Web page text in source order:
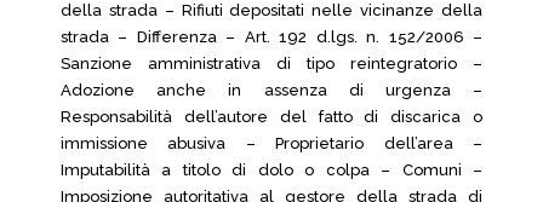
della strada – Rifiuti depositati nelle vicinanze della
strada – Differenza – Art. 192 d.lgs. n. 152/2006 –
Sanzione amministrativa di tipo reintegratorio –
Adozione anche in assenza di urgenza –
Responsabilità dell’autore del fatto di discarica o
immissione abusiva – Proprietario dell’area –
Imputabilità a titolo di dolo o colpa – Comuni –
Imposizione autoritativa al gestore della strada di